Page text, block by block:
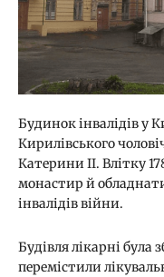
Будинок інвалідів у
Кирилівського
Катерини ІІ. Влітку
монастир й
інвалідів війни.
Будівля лікарні була
перемістили